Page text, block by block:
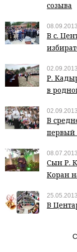
созыва
08.09.2013
В с.
02.09.2013
Р.
в
02.09.2013
В
первый
08.07.2013
Сын Р.
Коран
25.05.2013
В